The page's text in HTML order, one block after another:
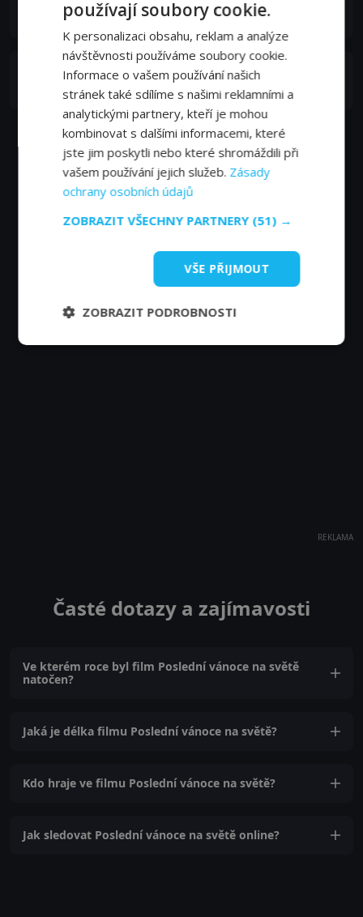
Jacint Espuny
Punk puño de hierro
REKLAMA
Časté dotazy a zajímavosti
Ve kterém roce byl film Poslední vánoce na světě
natočen?
Jaká je délka filmu Poslední vánoce na světě?
Kdo hraje ve filmu Poslední vánoce na světě?
Jak sledovat Poslední vánoce na světě online?
používají soubory cookie.
K personalizaci obsahu, reklam a analýze
návštěvnosti používáme soubory cookie.
Informace o vašem používání našich
stránek také sdílíme s našimi reklamními a
analytickými partnery, kteří je mohou
kombinovat s dalšími informacemi, které
jste jim poskytli nebo které shromáždili při
vašem používání jejich služeb. Zásady
ochrany osobních údajů
ZOBRAZIT VŠECHNY PARTNERY (51) →
VŠE PŘIJMOUT
ZOBRAZIT PODROBNOSTI